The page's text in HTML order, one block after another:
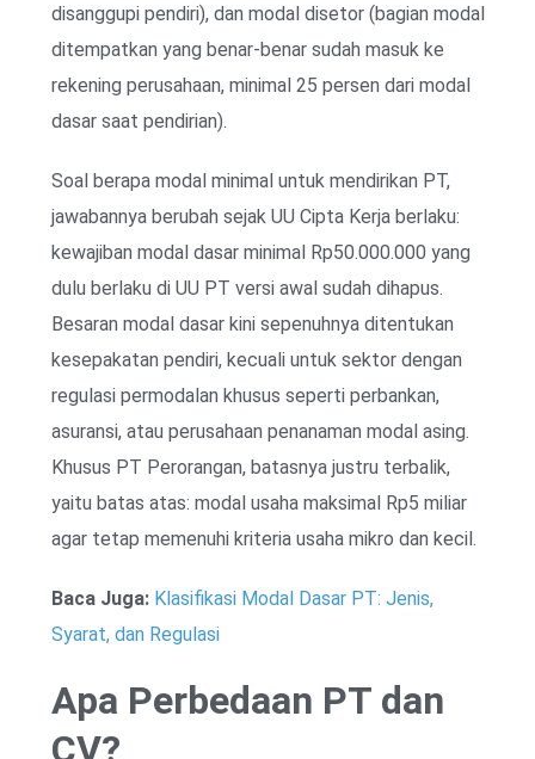
disanggupi pendiri), dan modal disetor (bagian modal
ditempatkan yang benar-benar sudah masuk ke
rekening perusahaan, minimal 25 persen dari modal
dasar saat pendirian).
Soal berapa modal minimal untuk mendirikan PT,
jawabannya berubah sejak UU Cipta Kerja berlaku:
kewajiban modal dasar minimal Rp50.000.000 yang
dulu berlaku di UU PT versi awal sudah dihapus.
Besaran modal dasar kini sepenuhnya ditentukan
kesepakatan pendiri, kecuali untuk sektor dengan
regulasi permodalan khusus seperti perbankan,
asuransi, atau perusahaan penanaman modal asing.
Khusus PT Perorangan, batasnya justru terbalik,
yaitu batas atas: modal usaha maksimal Rp5 miliar
agar tetap memenuhi kriteria usaha mikro dan kecil.
Baca Juga: Klasifikasi Modal Dasar PT: Jenis,
Syarat, dan Regulasi
Apa Perbedaan PT dan
CV?